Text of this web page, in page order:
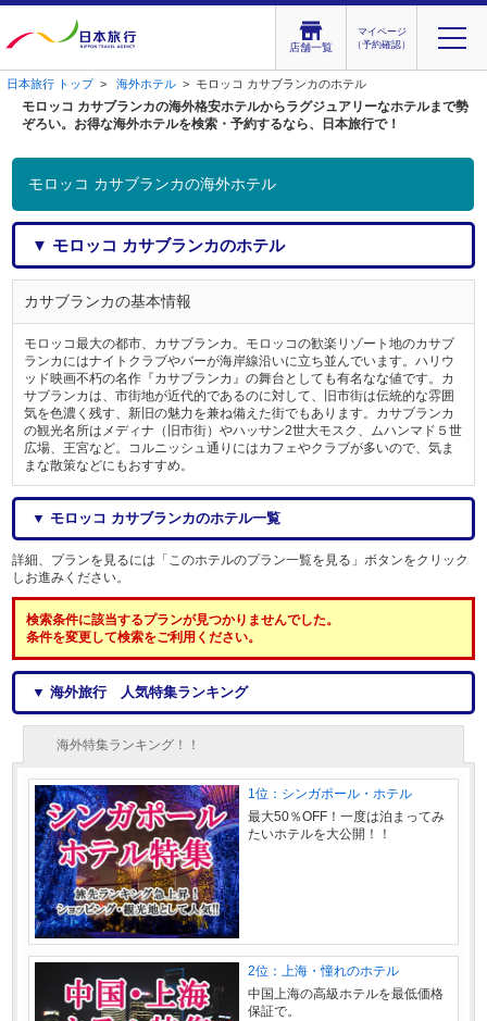
店舗一覧
マイページ
（予約確認）
日本旅行 トップ > 海外ホテル > モロッコ カサブランカのホテル
モロッコ カサブランカの海外格安ホテルからラグジュアリーなホテルまで勢
ぞろい。お得な海外ホテルを検索・予約するなら、日本旅行で！
モロッコ カサブランカの海外ホテル
▼ モロッコ カサブランカのホテル
カサブランカの基本情報
モロッコ最大の都市、カサブランカ。モロッコの歓楽リゾート地のカサブ
ランカにはナイトクラブやバーが海岸線沿いに立ち並んでいます。ハリウ
ッド映画不朽の名作『カサブランカ』の舞台としても有名なな値です。カ
サブランカは、市街地が近代的であるのに対して、旧市街は伝統的な雰囲
気を色濃く残す、新旧の魅力を兼ね備えた街でもあります。カサブランカ
の観光名所はメディナ（旧市街）やハッサン2世大モスク、ムハンマド５世
広場、王宮など。コルニッシュ通りにはカフェやクラブが多いので、気ま
まな散策などにもおすすめ。
▼ モロッコ カサブランカのホテル一覧
詳細、プランを見るには「このホテルのプラン一覧を見る」ボタンをクリック
しお進みください。
検索条件に該当するプランが見つかりませんでした。
条件を変更して検索をご利用ください。
▼ 海外旅行 人気特集ランキング
海外特集ランキング！！
1位：シンガポール・ホテル
最大50％OFF！一度は泊まってみ
たいホテルを大公開！！
2位：上海・憧れのホテル
中国上海の高級ホテルを最低価格
保証で。